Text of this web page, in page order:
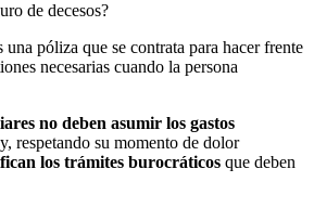
de decesos?
una póliza que se contrata para hacer frente
necesarias cuando la persona
no deben asumir los gastos
y, respetando su momento de dolor
los trámites burocráticos que deben